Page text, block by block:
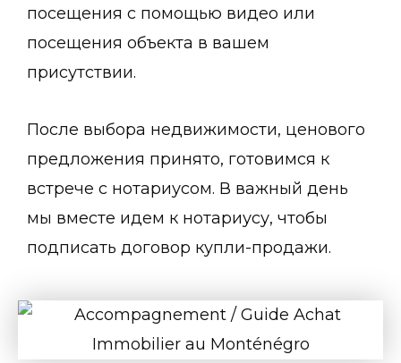
посещения с помощью видео или
посещения объекта в вашем
присутствии.
После выбора недвижимости, ценового
предложения принято, готовимся к
встрече с нотариусом. В важный день
мы вместе идем к нотариусу, чтобы
подписать договор купли-продажи.